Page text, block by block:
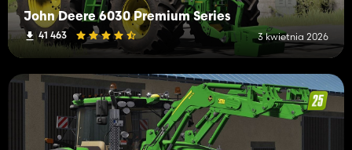
John Deere 6030 Premium Series
41 463 3 kwietnia 2026